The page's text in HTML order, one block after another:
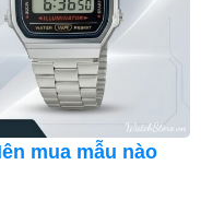
mua mẫu nào